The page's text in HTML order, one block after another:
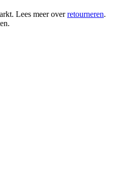
Lees meer overretourneren.